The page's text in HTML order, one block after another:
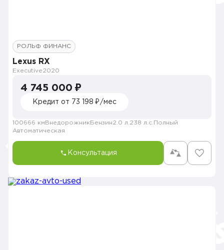
РОЛЬФ ФИНАНС
Lexus RX
Executive2020
4 745 000 ₽
Кредит от 73 198 ₽/мес
100666 км Внедорожник Бензин2.0 л. 238 л.с. Полный
Автоматическая
Консультация